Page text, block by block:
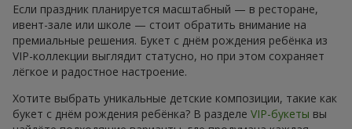
Если праздник планируется масштабный — в ресторане,
ивент-зале или школе — стоит обратить внимание на
премиальные решения. Букет с днём рождения ребёнка из
VIP-коллекции выглядит статусно, но при этом сохраняет
лёгкое и радостное настроение.
Хотите выбрать уникальные детские композиции, такие как
букет с днём рождения ребёнка? В разделе VIP-букеты вы